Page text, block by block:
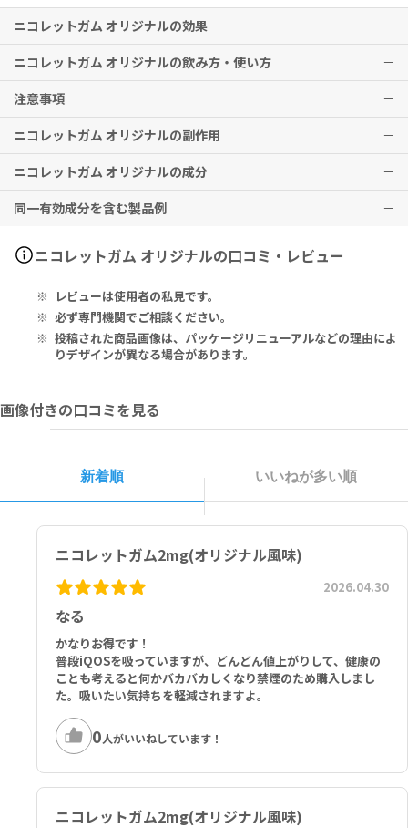
ニコレットガム オリジナルの効果
禁煙時のイライラ・集中困難・落ち着かないなどの症状の緩和
※効果には個人差がありますことを予めご了承ください。
ニコレットガム オリジナルの飲み方・使い方
タバコを吸いたいと思ったとき、1回1個をゆっくりと間をおきなが
ら、30～60分間かけてかむ。通常、1日4～12個から始めて適宜増減
するが、1日の総使用個数は15個を超えないこと。禁煙になれてきた
ら（1ヵ月前後）、1週間ごとに1日の使用個数を1～2個ずつ減らし、
1日の使用個数が1～2個となった段階で使用をやめる。なお、使用期
間は3ヵ月をめどとする。
注意事項
非喫煙者、すでにニコチン製剤を使用している方は、本剤を使用しな
いでください。
妊娠中・妊娠の可能性のある方・授乳中の方は、本剤を使用しないで
ください。授乳中の方が本剤を使用する場合は、授乳を中止してくだ
さい。
しないでください。
急性期脳血管障害（脳梗塞、脳出血など）と診断された方は、本剤を
うつ病と診断された方は、本剤を使用しないでください。
あごの関節に障害がある方は、本剤を使用しないでください。
本剤を使用中、または使用直後は、喫煙及びニコチンパッチ製剤を使
用しないでください。
談ください。
誤って定められた用量を超えて使用したり、小児が誤飲した場合は、
3ヵ月を超えて継続する場合は、医師又は薬剤師にご相談ください。
子供の手の届かないところに保管してください。
直射日光の当たらない涼しい場所に保管してください。
他の容器に入れ替えないでください。
使用期限を過ぎた製品は使用しないでください。
してください。
■以下の方は本剤を使用しないでください。
本剤の成分に対して過敏症の既往歴がある方
ニコレットガム オリジナルの副作用
口内炎、のどの痛み、吐き気、嘔吐、腹部不快感、胸やけ、食欲不
振、下痢、発疹・発赤、かゆみ、頭痛、めまい、思考減退、眠気、動
悸、胸部不快感、胸部刺激感、顔面潮紅、顔面浮腫、気分不良などの
かに医師の診察をお受けください。
ニコレットガム オリジナルの成分
Each Contains: Nicotine 2mg.
m Carbonate Bicarbonate, Flavourings, Glycerol, Talc, and E
321.
1個中：ニコチン 2mg
その他の成分：チューインガム基礎剤、ソルビトール、ポラクリリ
ン、炭酸水素Ｎａ、香料、グリセロール、タルク、E321
同一有効成分を含む製品例
ニコチネル（ノバルティスファーマ）、ニコレット（ジョンソン・エ
ンド・ジョンソン）
ニコレットガム オリジナルの口コミ・レビュー
レビューは使用者の私見です。
必ず専門機関でご相談ください。
投稿された商品画像は、パッケージリニューアルなどの理由によ
りデザインが異なる場合があります。
画像付きの口コミを見る
新着順 いいねが多い順
ニコレットガム2mg(オリジナル風味)
なる
2026.04.30
かなりお得です！
普段iQOSを吸っていますが、どんどん値上がりして、健康の
ことも考えると何かバカバカしくなり禁煙のため購入しまし
た。吸いたい気持ちを軽減されますよ。
0人がいいねしています！
ニコレットガム2mg(オリジナル風味)